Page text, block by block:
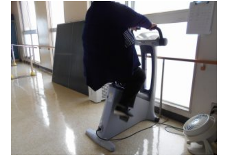
スタッフブログ
訪問看護 【まごころ訪問看護ステーション】
介護保険相談・ケアプラン作成 【三芳ケアステーション】
三芳地域在宅介護相談 【三芳地域介護支援センター】
クラブ活動 たんぽぽ保育所
光洋会の四季 三芳野会